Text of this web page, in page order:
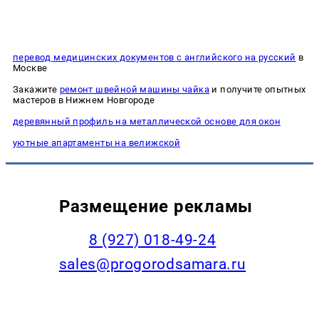
перевод медицинских документов с английского на русский в
Москве
Закажите ремонт швейной машины чайка и получите опытных
мастеров в Нижнем Новгороде
деревянный профиль на металлической основе для окон
уютные апартаменты на велижской
Размещение рекламы
8 (927) 018-49-24
sales@progorodsamara.ru